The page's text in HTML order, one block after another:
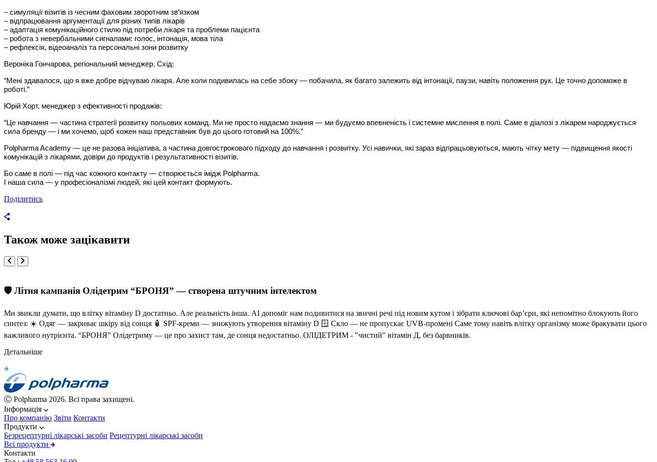
– симуляції візитів із чесним фаховим зворотним зв’язком
– відпрацювання аргументації для різних типів лікарів
– адаптація комунікаційного стилю під потреби лікаря та проблеми пацієнта
– робота з невербальними сигналами: голос, інтонація, мова тіла
– рефлексія, відеоаналіз та персональні зони розвитку
Вероніка Гончарова, регіональний менеджер, Схід:
“Мені здавалося, що я вже добре відчуваю лікаря. Але коли подивилась на себе збоку — побачила, як багато залежить від інтонації, паузи, навіть положення рук. Це точно допоможе в
роботі.”
Юрій Хорт, менеджер з ефективності продажів:
“Це навчання — частина стратегії розвитку польових команд. Ми не просто надаємо знання — ми будуємо впевненість і системне мислення в полі. Саме в діалозі з лікарем народжується
сила бренду — і ми хочемо, щоб кожен наш представник був до цього готовий на 100%.”
Polpharma Academy — це не разова ініціатива, а частина довгострокового підходу до навчання і розвитку. Усі навички, які зараз відпрацьовуються, мають чітку мету — підвищення якості
комунікацій з лікарями, довіри до продуктів і результативності візитів.
Бо саме в полі — під час кожного контакту — створюється імідж Polpharma.
І наша сила — у професіоналізмі людей, які цей контакт формують.
Поділитись
Також може зацікавити
🛡️ Літня кампанія Олідетрим “БРОНЯ” — створена штучним інтелектом
Ми звикли думати, що влітку вітаміну D достатньо. Але реальність інша. AI допоміг нам подивитися на звичні речі під новим кутом і зібрати ключові бар’єри, які непомітно блокують його
синтез: ☀️ Одяг — закриває шкіру від сонця 🧴 SPF-креми — знижують утворення вітаміну D 🪟 Скло — не пропускає UVB-промені Саме тому навіть влітку організму може бракувати цього
важливого нутрієнта. “БРОНЯ” Олідетриму — це про захист там, де сонця недостатньо. ОЛІДЕТРИМ - "чистий" вітамін Д, без барвників.
Детальніше
Ⓒ Polpharma 2026. Всі права захищені.
Інформація
Про компанію Звіти Контакти
Продукти
Безрецептурні лікарські засоби Рецептурні лікарські засоби
Всі продукти
Контакти